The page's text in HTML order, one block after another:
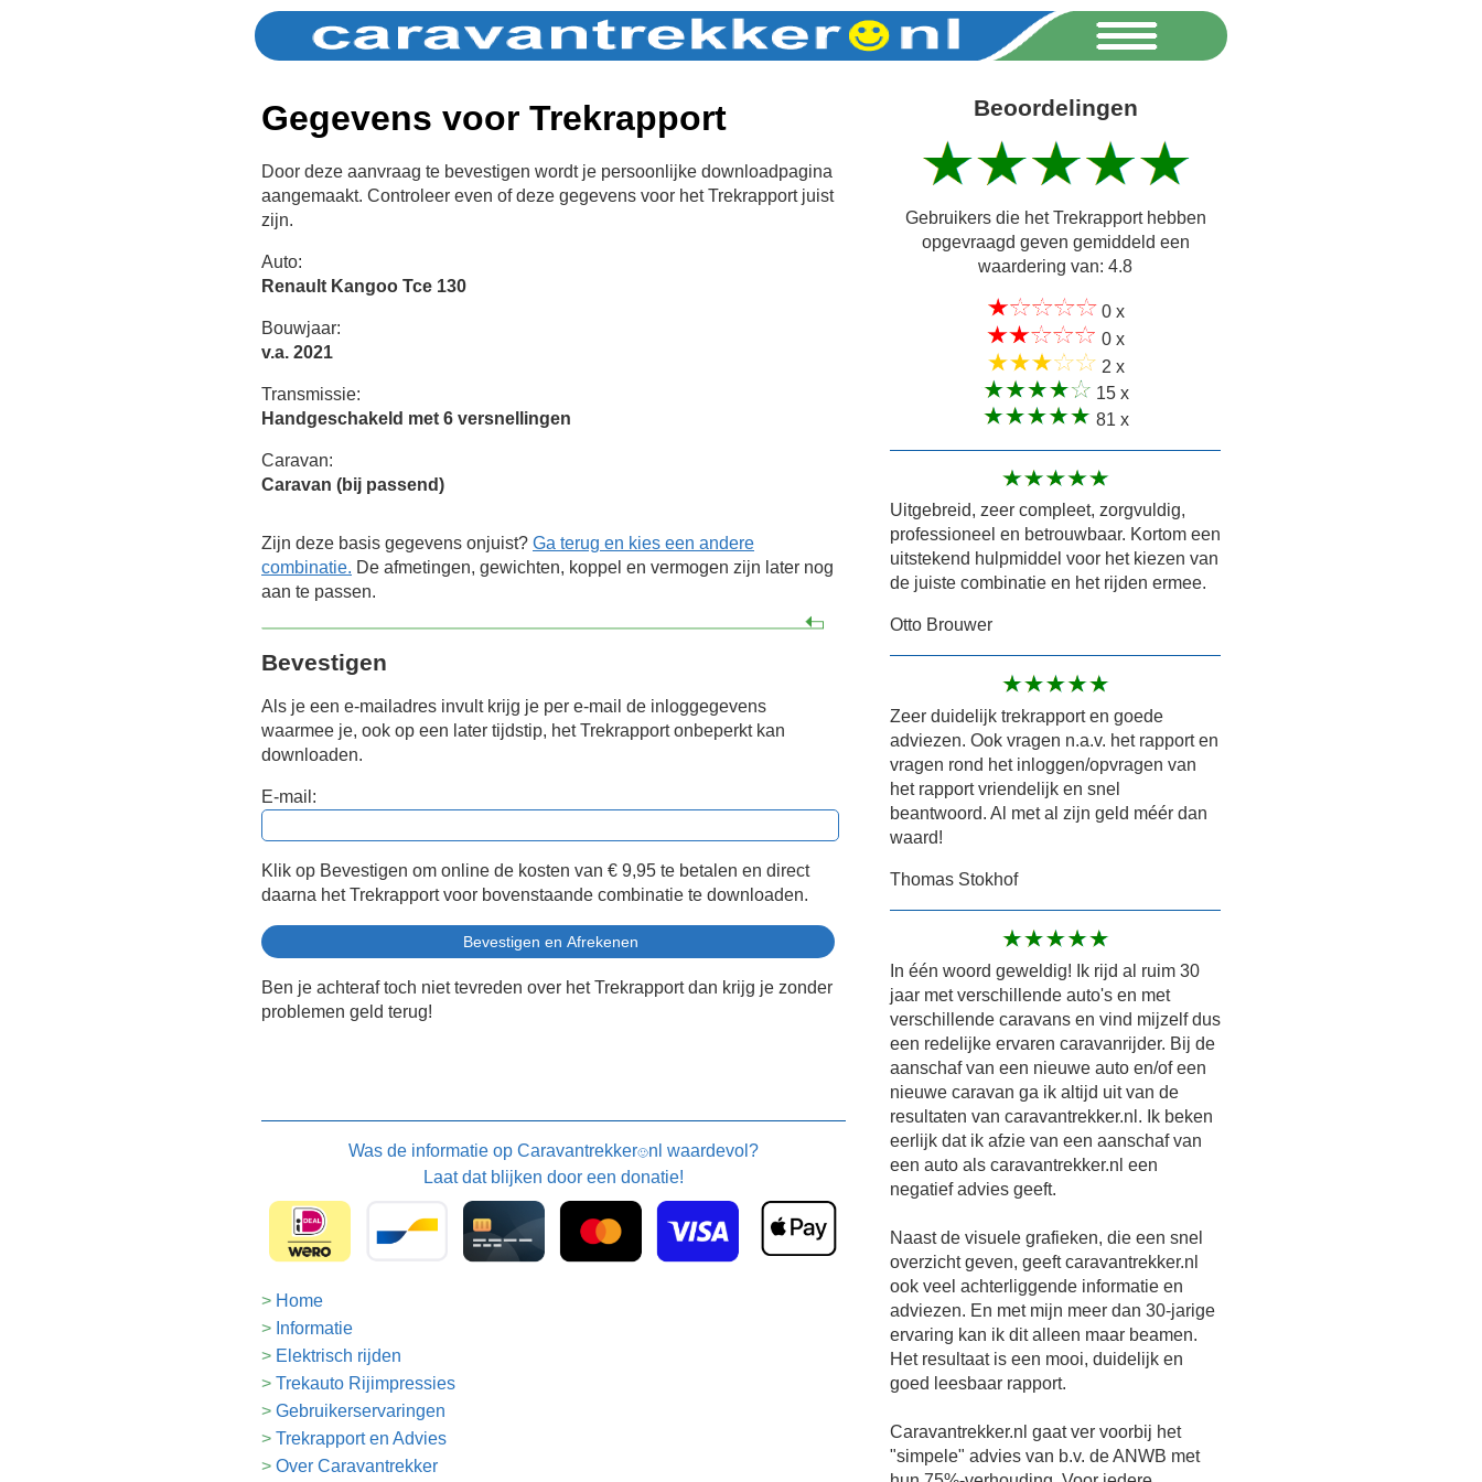
Gegevens voor Trekrapport
Door deze aanvraag te bevestigen wordt je persoonlijke downloadpagina
aangemaakt. Controleer even of deze gegevens voor het Trekrapport juist
zijn.
Auto:
Renault Kangoo Tce 130
Bouwjaar:
v.a. 2021
Transmissie:
Handgeschakeld met 6 versnellingen
Caravan:
Caravan (bij passend)
Zijn deze basis gegevens onjuist? Ga terug en kies een andere
combinatie. De afmetingen, gewichten, koppel en vermogen zijn later nog
aan te passen.
Bevestigen
Als je een e-mailadres invult krijg je per e-mail de inloggegevens
waarmee je, ook op een later tijdstip, het Trekrapport onbeperkt kan
downloaden.
E-mail:
Klik op Bevestigen om online de kosten van € 9,95 te betalen en direct
daarna het Trekrapport voor bovenstaande combinatie te downloaden.
Ben je achteraf toch niet tevreden over het Trekrapport dan krijg je zonder
problemen geld terug!
Beoordelingen
Gebruikers die het Trekrapport hebben
opgevraagd geven gemiddeld een
waardering van: 4.8
0 x
0 x
2 x
15 x
81 x
Uitgebreid, zeer compleet, zorgvuldig,
professioneel en betrouwbaar. Kortom een
uitstekend hulpmiddel voor het kiezen van
de juiste combinatie en het rijden ermee.
Otto Brouwer
Zeer duidelijk trekrapport en goede
adviezen. Ook vragen n.a.v. het rapport en
vragen rond het inloggen/opvragen van
het rapport vriendelijk en snel
beantwoord. Al met al zijn geld méér dan
waard!
Thomas Stokhof
In één woord geweldig! Ik rijd al ruim 30
jaar met verschillende auto's en met
verschillende caravans en vind mijzelf dus
een redelijke ervaren caravanrijder. Bij de
aanschaf van een nieuwe auto en/of een
nieuwe caravan ga ik altijd uit van de
resultaten van caravantrekker.nl. Ik beken
eerlijk dat ik afzie van een aanschaf van
een auto als caravantrekker.nl een
negatief advies geeft.
Naast de visuele grafieken, die een snel
overzicht geven, geeft caravantrekker.nl
ook veel achterliggende informatie en
adviezen. En met mijn meer dan 30-jarige
ervaring kan ik dit alleen maar beamen.
Het resultaat is een mooi, duidelijk en
goed leesbaar rapport.
Caravantrekker.nl gaat ver voorbij het
"simpele" advies van b.v. de ANWB met
Was de informatie op Caravantrekker🙂nl waardevol?
Laat dat blijken door een donatie!
Home
Informatie
Elektrisch rijden
Trekauto Rijimpressies
Gebruikerservaringen
Trekrapport en Advies
Over Caravantrekker